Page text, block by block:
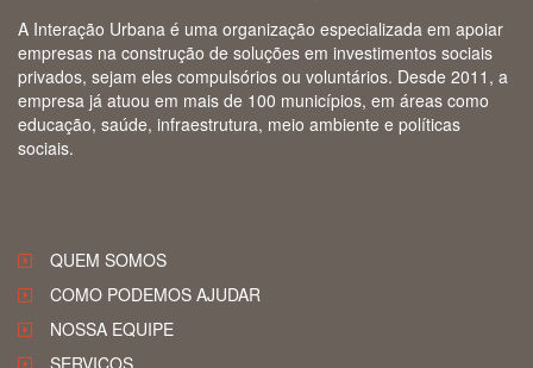
A Interação Urbana é uma organização especializada em apoiar
empresas na construção de soluções em investimentos sociais
privados, sejam eles compulsórios ou voluntários. Desde 2011, a
empresa já atuou em mais de 100 municípios, em áreas como
educação, saúde, infraestrutura, meio ambiente e políticas
sociais.
QUEM SOMOS
COMO PODEMOS AJUDAR
NOSSA EQUIPE
SERVIÇOS